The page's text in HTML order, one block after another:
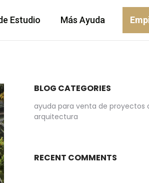
Estudio Más Ayuda
BLOG CATEGORIES
ayuda para venta de proyectos
arquitectura
RECENT COMMENTS